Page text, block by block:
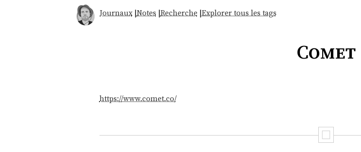
Journaux|Notes |Recherche |Explorer tous les tags
Comet
https://www.comet.co/